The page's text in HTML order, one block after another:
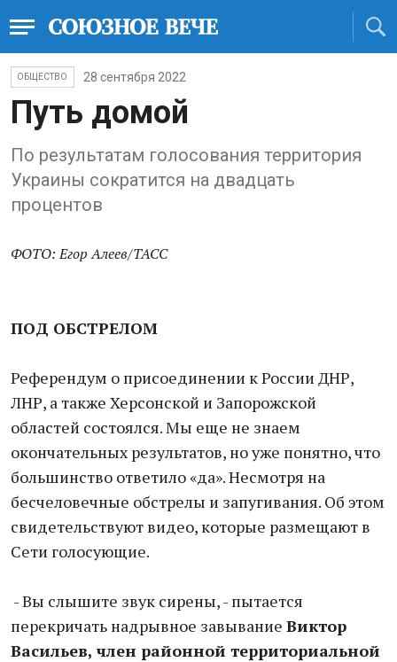
ОБЩЕСТВО 28 сентября 2022
Путь домой
По результатам голосования территория
Украины сократится на двадцать
процентов
ФОТО: Егор Алеев/ТАСС
ПОД ОБСТРЕЛОМ
Референдум о присоединении к России ДНР,
ЛНР, а также Херсонской и Запорожской
областей состоялся. Мы еще не знаем
окончательных результатов, но уже понятно, что
большинство ответило «да». Несмотря на
бесчеловечные обстрелы и запугивания. Об этом
свидетельствуют видео, которые размещают в
Сети голосующие.
- Вы слышите звук сирены, - пытается
перекричать надрывное завывание Виктор
Васильев, член районной территориальной